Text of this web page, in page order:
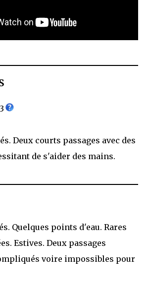
Deux courts passages avec des
de s'aider des mains.
Quelques points d'eau. Rares
Estives. Deux passages
voire impossibles pour